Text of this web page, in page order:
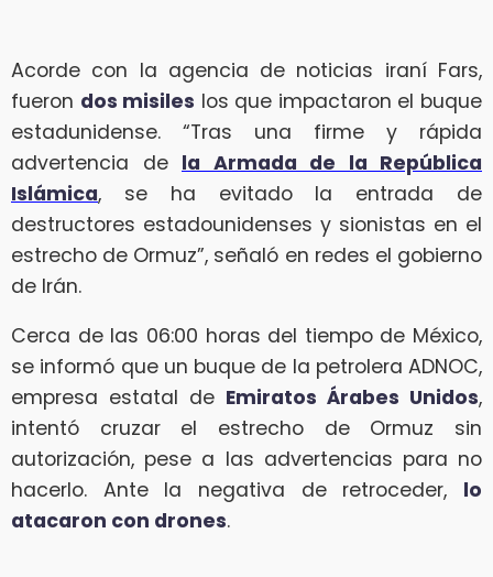
Acorde con la agencia de noticias iraní Fars,
fueron dos misiles los que impactaron el buque
estadunidense. “Tras una firme y rápida
advertencia de la Armada de la República
Islámica, se ha evitado la entrada de
destructores estadounidenses y sionistas en el
estrecho de Ormuz”, señaló en redes el gobierno
de Irán.
Cerca de las 06:00 horas del tiempo de México,
se informó que un buque de la petrolera ADNOC,
empresa estatal de Emiratos Árabes Unidos,
intentó cruzar el estrecho de Ormuz sin
autorización, pese a las advertencias para no
hacerlo. Ante la negativa de retroceder, lo
atacaron con drones.